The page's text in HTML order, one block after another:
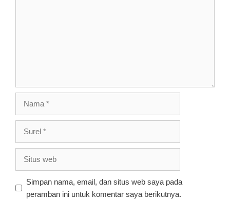
Simpan nama, email, dan situs web saya pada
peramban ini untuk komentar saya berikutnya.